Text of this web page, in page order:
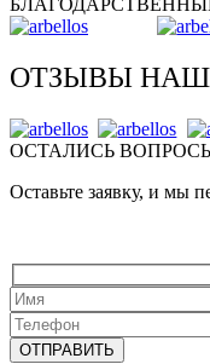
ОТЗЫВЫ
ОСТАЛИСЬ
Оставьте заявку, и мы